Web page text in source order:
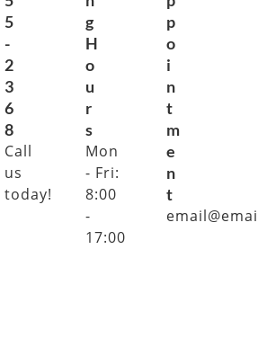
5
-
2
3
6
8
Call
us
today!
g
H
o
u
r
s
Mon
- Fri:
8:00
-
17:00
p
o
i
n
t
m
e
n
t